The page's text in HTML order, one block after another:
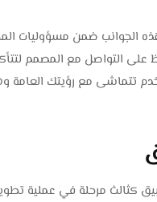
الجوانب ضمن مسؤوليات
على التواصل مع المصمم
تتماشى مع رؤيتك العامة
كثالث مرحلة في عملية